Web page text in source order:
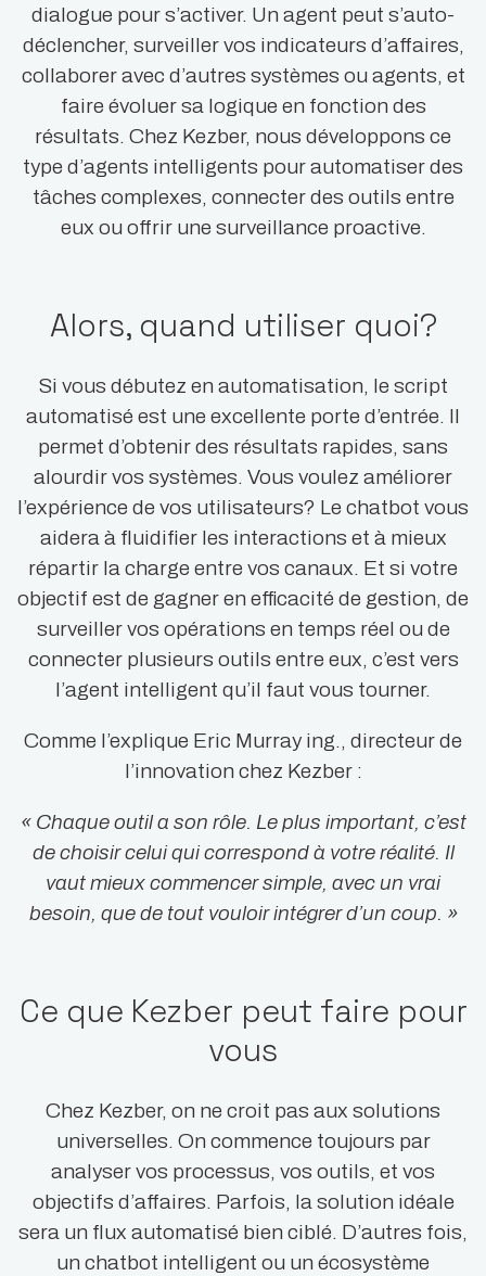
dialogue pour s’activer. Un agent peut s’auto-
déclencher, surveiller vos indicateurs d’affaires,
collaborer avec d’autres systèmes ou agents, et
faire évoluer sa logique en fonction des
résultats. Chez Kezber, nous développons ce
type d’agents intelligents pour automatiser des
tâches complexes, connecter des outils entre
eux ou offrir une surveillance proactive.
Alors, quand utiliser quoi?
Si vous débutez en automatisation, le script
automatisé est une excellente porte d’entrée. Il
permet d’obtenir des résultats rapides, sans
alourdir vos systèmes. Vous voulez améliorer
l’expérience de vos utilisateurs? Le chatbot vous
aidera à fluidifier les interactions et à mieux
répartir la charge entre vos canaux. Et si votre
objectif est de gagner en efficacité de gestion, de
surveiller vos opérations en temps réel ou de
connecter plusieurs outils entre eux, c’est vers
l’agent intelligent qu’il faut vous tourner.
Comme l’explique Eric Murray ing., directeur de
l’innovation chez Kezber :
« Chaque outil a son rôle. Le plus important, c’est
de choisir celui qui correspond à votre réalité. Il
vaut mieux commencer simple, avec un vrai
besoin, que de tout vouloir intégrer d’un coup. »
Ce que Kezber peut faire pour
vous
Chez Kezber, on ne croit pas aux solutions
universelles. On commence toujours par
analyser vos processus, vos outils, et vos
objectifs d’affaires. Parfois, la solution idéale
sera un flux automatisé bien ciblé. D’autres fois,
un chatbot intelligent ou un écosystème